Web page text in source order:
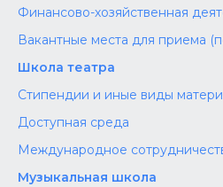
Финансово-хозяйственная
Вакантные места для приема
Школа театра
Стипендии и иные виды
Доступная среда
Международное
Музыкальная школа